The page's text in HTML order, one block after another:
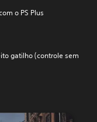
o PS Plus
gatilho (controle sem